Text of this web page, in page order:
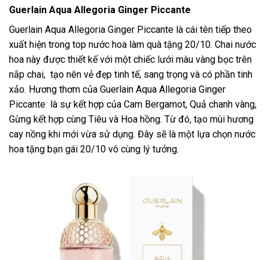
Guerlain Aqua Allegoria Ginger Piccante
Guerlain Aqua Allegoria Ginger Piccante là cái tên tiếp theo
xuất hiện trong top nước hoa làm quà tặng 20/10. Chai nước
hoa này được thiết kế với một chiếc lưới màu vàng bọc trên
nắp chai, tạo nên vẻ đẹp tinh tế, sang trọng và có phần tinh
xảo. Hương thơm của Guerlain Aqua Allegoria Ginger
Piccante là sự kết hợp của Cam Bergamot, Quả chanh vàng,
Gừng kết hợp cùng Tiêu và Hoa hồng. Từ đó, tạo mùi hương
cay nồng khi mới vừa sử dụng. Đây sẽ là một lựa chọn nước
hoa tặng bạn gái 20/10 vô cùng lý tưởng.